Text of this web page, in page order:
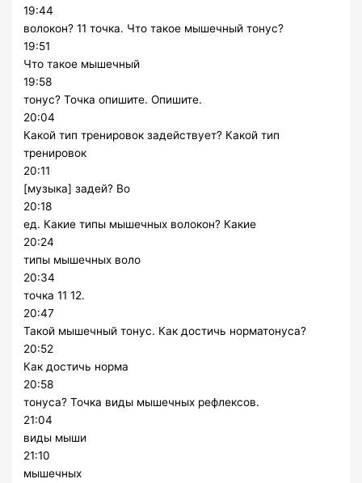
19:44
волокон? 11 точка. Что такое мышечный тонус?
19:51
Что такое мышечный
19:58
тонус? Точка опишите. Опишите.
20:04
Какой тип тренировок задействует? Какой тип
тренировок
20:11
[музыка] задей? Во
20:18
ед. Какие типы мышечных волокон? Какие
20:24
типы мышечных воло
20:34
точка 11 12.
20:47
Такой мышечный тонус. Как достичь норматонуса?
20:52
Как достичь норма
20:58
тонуса? Точка виды мышечных рефлексов.
21:04
виды мыши
21:10
мышечных